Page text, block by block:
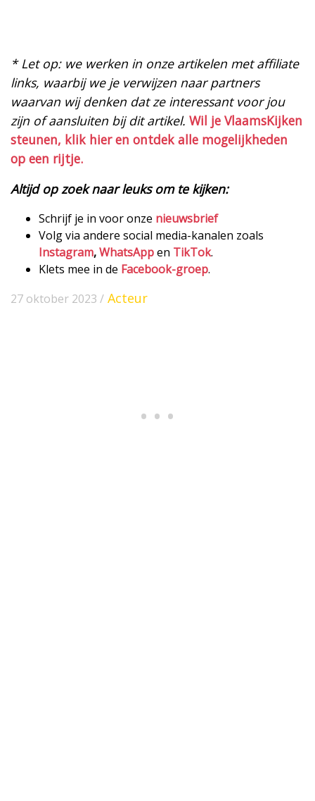
* Let op: we werken in onze artikelen met affiliate
links, waarbij we je verwijzen naar partners
waarvan wij denken dat ze interessant voor jou
zijn of aansluiten bij dit artikel. Wil je VlaamsKijken
steunen, klik hier en ontdek alle mogelijkheden
op een rijtje.
Altijd op zoek naar leuks om te kijken:
Schrijf je in voor onze nieuwsbrief
Volg via andere social media-kanalen zoals
Instagram,WhatsAppen TikTok.
Klets mee in de Facebook-groep.
27 oktober 2023 / Acteur